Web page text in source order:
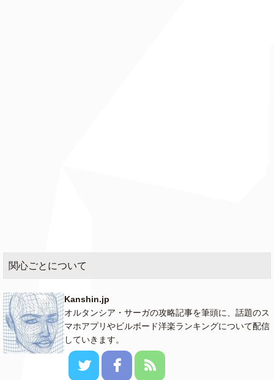
関心ごとについて
Kanshin.jp
オルタンシア・サーガの攻略記事を筆頭に、話題のス
マホアプリやビルボード洋楽ランキングについて配信
していきます。